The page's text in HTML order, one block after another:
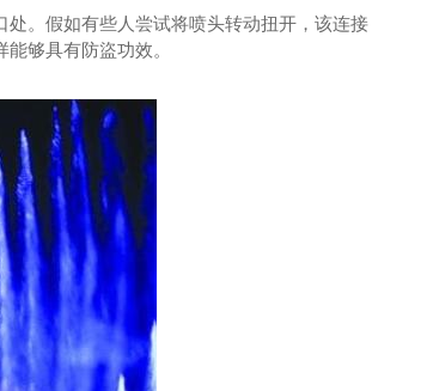
。假如有些人尝试将喷头转动扭开，该连接
够具有防盜功效。